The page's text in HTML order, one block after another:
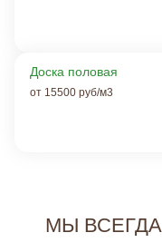
Доска половая
от 15500 руб/м3
МЫ